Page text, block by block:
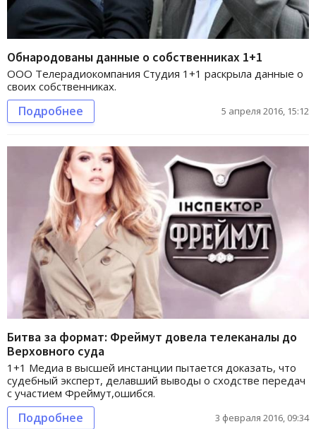
Обнародованы данные о собственниках 1+1
ООО Телерадиокомпания Студия 1+1 раскрыла данные о
своих собственниках.
Подробнее 5 апреля 2016, 15:12
Битва за формат: Фреймут довела телеканалы до
Верховного суда
1+1 Медиа в высшей инстанции пытается доказать, что
судебный эксперт, делавший выводы о сходстве передач
с участием Фреймут,ошибся.
Подробнее 3 февраля 2016, 09:34